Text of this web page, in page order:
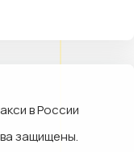
защищены.